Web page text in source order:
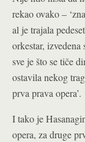
rekao ovako –
al je trajala
orkestar,
sve je što se tiče
ostavila nekog
prva prava opera’.
I tako je
opera, za druge